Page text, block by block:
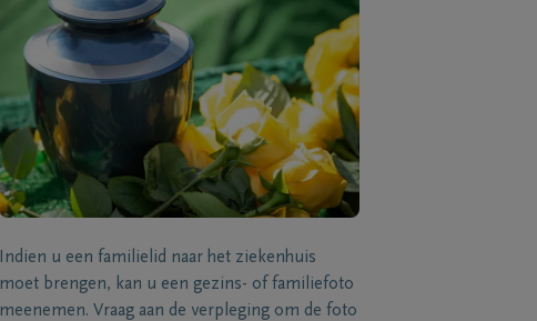
Indien u een familielid naar het ziekenhuis
moet brengen, kan u een gezins- of familiefoto
meenemen. Vraag aan de verpleging om de foto